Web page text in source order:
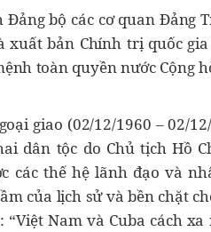
Đảng bộ các cơ quan Đảng
xuất bản Chính trị quốc
toàn quyền nước Cộng
giao (02/12/1960 – 02/
dân tộc do Chủ tịch Hồ
các thế hệ lãnh đạo và
của lịch sử và bền chặt
Nam và Cuba cách